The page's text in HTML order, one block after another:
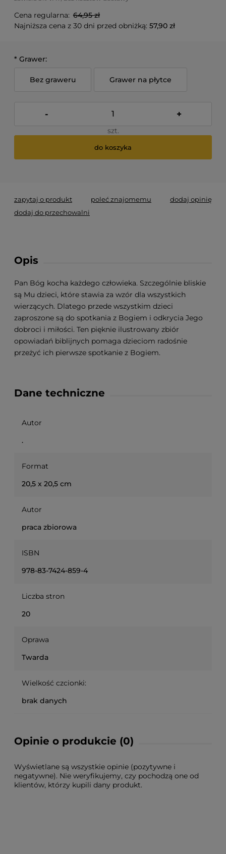
Cena regularna: 64,95 zł
Najniższa cena z 30 dni przed obniżką: 57,90 zł
* Grawer:
Bez graweru Grawer na płytce
- +
szt.
do koszyka
zapytaj o produkt poleć znajomemu
dodaj opinię
dodaj do przechowalni
Opis
Pan Bóg kocha każdego człowieka. Szczególnie bliskie
są Mu dzieci, które stawia za wzór dla wszystkich
wierzących. Dlatego przede wszystkim dzieci
zaproszone są do spotkania z Bogiem i odkrycia Jego
dobroci i miłości. Ten pięknie ilustrowany zbiór
opowiadań biblijnych pomaga dzieciom radośnie
przeżyć ich pierwsze spotkanie z Bogiem.
Dane techniczne
Autor
.
Format
20,5 x 20,5 cm
Autor
praca zbiorowa
ISBN
978-83-7424-859-4
Liczba stron
20
Oprawa
Twarda
Wielkość czcionki:
brak danych
Opinie o produkcie (0)
Wyświetlane są wszystkie opinie (pozytywne i
negatywne). Nie weryfikujemy, czy pochodzą one od
klientów, którzy kupili dany produkt.